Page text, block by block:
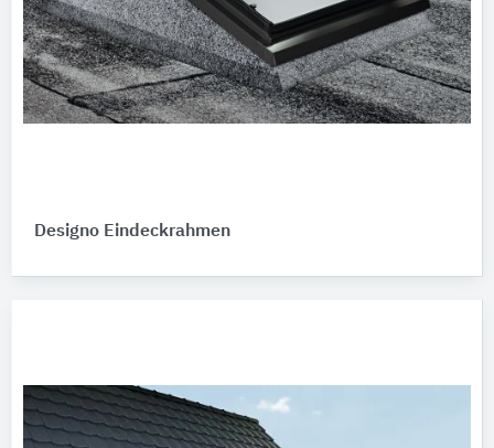
Designo Eindeckrahmen